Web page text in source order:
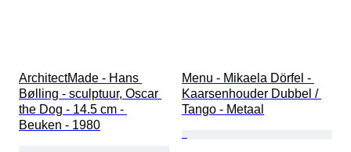
ArchitectMade - Hans
Bølling - sculptuur, Oscar
the Dog - 14.5 cm -
Beuken - 1980
Menu - Mikaela Dörfel -
Kaarsenhouder Dubbel /
Tango - Metaal